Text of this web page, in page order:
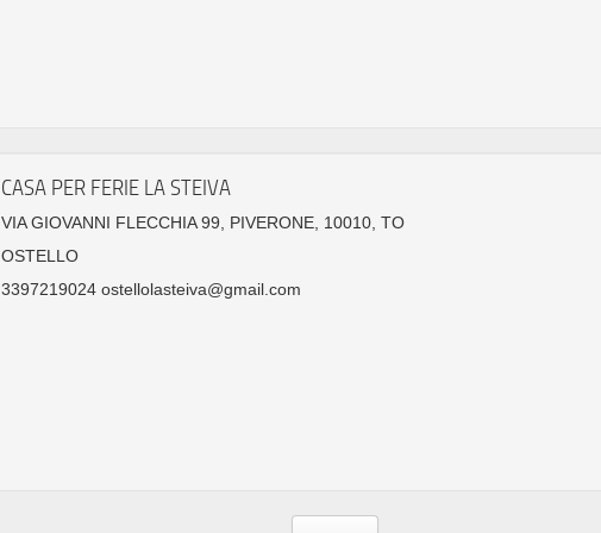
CASA PER FERIE LA STEIVA
VIA GIOVANNI FLECCHIA 99, PIVERONE, 10010, TO
OSTELLO
3397219024 ostellolasteiva@gmail.com